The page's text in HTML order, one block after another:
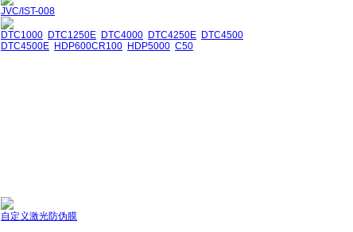
JVC/IST-008
DTC1000 DTC1250E DTC4000 DTC4250E DTC4500
DTC4500E HDP600CR100 HDP5000 C50
自定义激光防伪膜